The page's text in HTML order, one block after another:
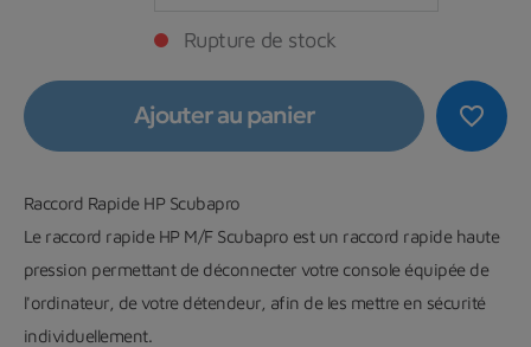
Rupture de stock
favorite_border
Ajouter au panier
Raccord Rapide HP Scubapro
Le raccord rapide HP M/F Scubapro est un raccord rapide haute
pression permettant de déconnecter votre console équipée de
l'ordinateur, de votre détendeur, afin de les mettre en sécurité
individuellement.